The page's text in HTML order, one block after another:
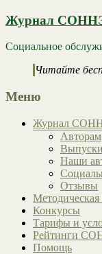
Журнал
Социальное
Читайте
Меню
Журнал
Авторам
Наши
Отзывы
Методическая
Конкурсы
Тарифы и
Рейтинги
Помощь